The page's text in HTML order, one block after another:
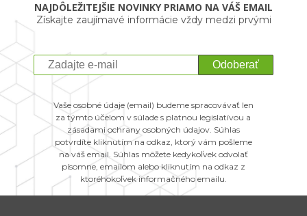
NAJDÔLEŽITEJŠIE NOVINKY PRIAMO NA VÁŠ EMAIL
Získajte zaujímavé informácie vždy medzi prvými
Odoberať
Vaše osobné údaje (email) budeme spracovávať len
za týmto účelom v súlade s platnou legislatívou a
zásadami ochrany osobných údajov. Súhlas
potvrdíte kliknutím na odkaz, ktorý vám pošleme
na váš email. Súhlas môžete kedykoľvek odvolať
písomne, emailom alebo kliknutím na odkaz z
ktoréhokoľvek informačného emailu.